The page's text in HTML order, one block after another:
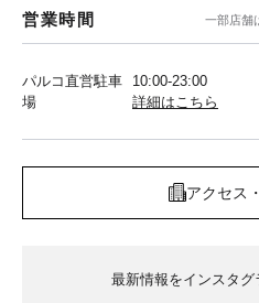
営業時間 一部店舗
パルコ直営駐車
場
10:00-23:00
詳細はこちら
アクセス
最新情報をインスタグ